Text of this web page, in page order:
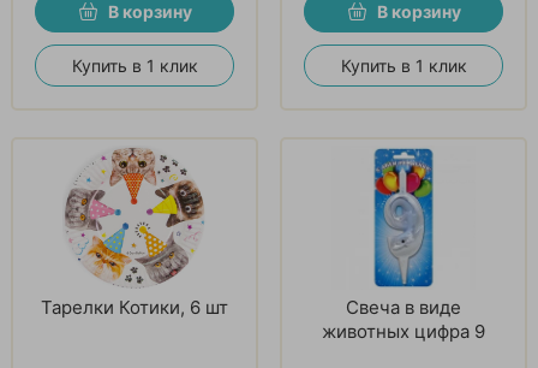
В корзину
Купить в 1 клик
В корзину
Купить в 1 клик
Тарелки Котики, 6 шт
Свеча в виде
животных цифра 9